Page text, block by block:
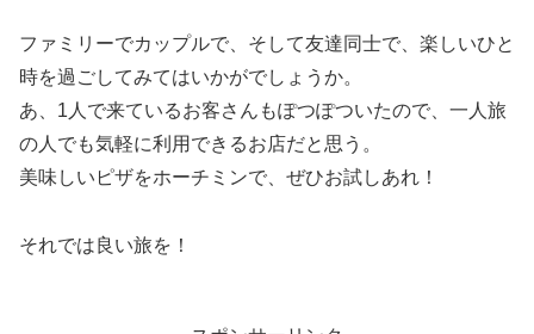
ファミリーでカップルで、そして友達同士で、楽しいひと
時を過ごしてみてはいかがでしょうか。
あ、1人で来ているお客さんもぽつぽついたので、一人旅
の人でも気軽に利用できるお店だと思う。
美味しいピザをホーチミンで、ぜひお試しあれ！
それでは良い旅を！